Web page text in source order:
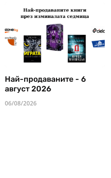
Най-продаваните - 6
август 2026
06/08/2026